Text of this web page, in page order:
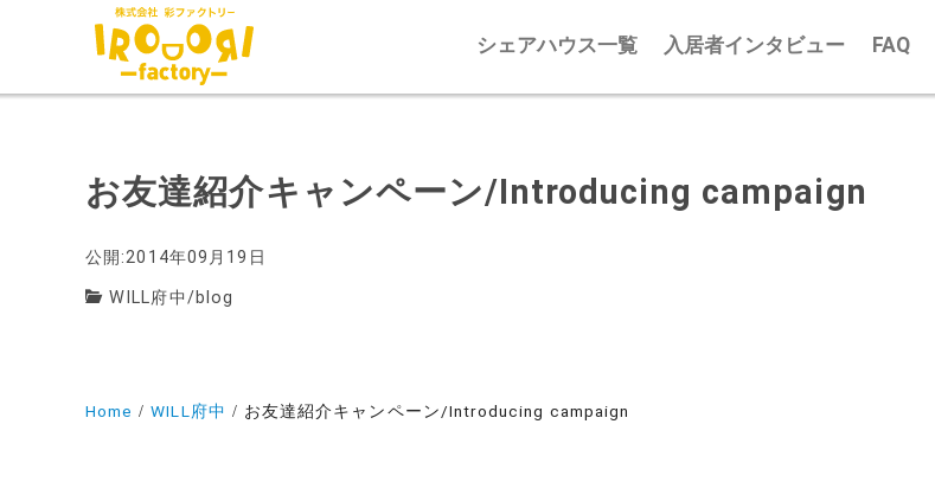
シェアハウス一覧 入居者インタビュー FAQ
お友達紹介キャンペーン/Introducing campaign
公開:2014年09月19日
WILL府中/blog
Home WILL府中 お友達紹介キャンペーン/Introducing campaign